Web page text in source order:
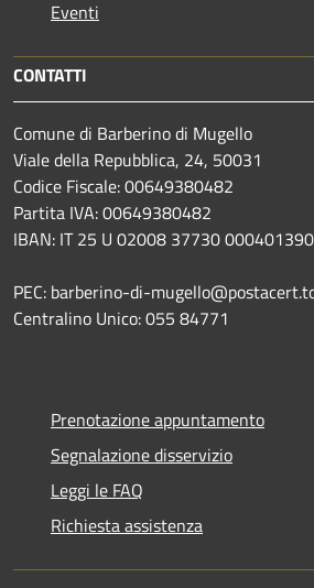
Eventi
CONTATTI
Comune di Barberino di Mugello
Viale della Repubblica, 24, 50031
Codice Fiscale: 00649380482
Partita IVA: 00649380482
IBAN: IT 25 U 02008 37730
PEC: barberino-di-
Centralino Unico: 055 84771
Prenotazione appuntamento
Segnalazione disservizio
Leggi le FAQ
Richiesta assistenza